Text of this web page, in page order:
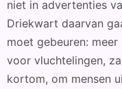
niet in advertenties
Driekwart daarvan
moet gebeuren:
voor vluchtelingen,
kortom, om mensen